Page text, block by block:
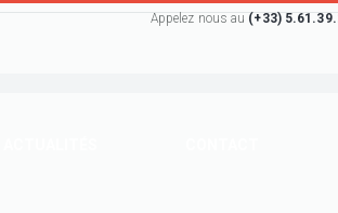
Appelez nous au (+33)